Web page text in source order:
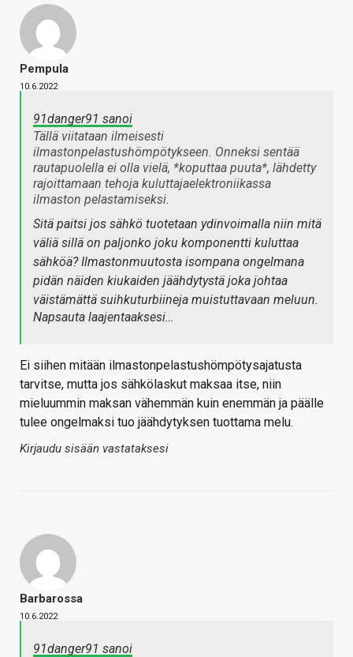
Pempula
10.6.2022
91danger91 sanoi
Tällä viitataan ilmeisesti
ilmastonpelastushömpötykseen. Onneksi sentää
rautapuolella ei olla vielä, *koputtaa puuta*, lähdetty
rajoittamaan tehoja kuluttajaelektroniikassa
ilmaston pelastamiseksi.
Sitä paitsi jos sähkö tuotetaan ydinvoimalla niin mitä
väliä sillä on paljonko joku komponentti kuluttaa
sähköä? Ilmastonmuutosta isompana ongelmana
pidän näiden kiukaiden jäähdytystä joka johtaa
väistämättä suihkuturbiineja muistuttavaan meluun.
Napsauta laajentaaksesi…
Ei siihen mitään ilmastonpelastushömpötysajatusta
tarvitse, mutta jos sähkölaskut maksaa itse, niin
mieluummin maksan vähemmän kuin enemmän ja päälle
tulee ongelmaksi tuo jäähdytyksen tuottama melu.
Kirjaudu sisään vastataksesi
Barbarossa
10.6.2022
91danger91 sanoi